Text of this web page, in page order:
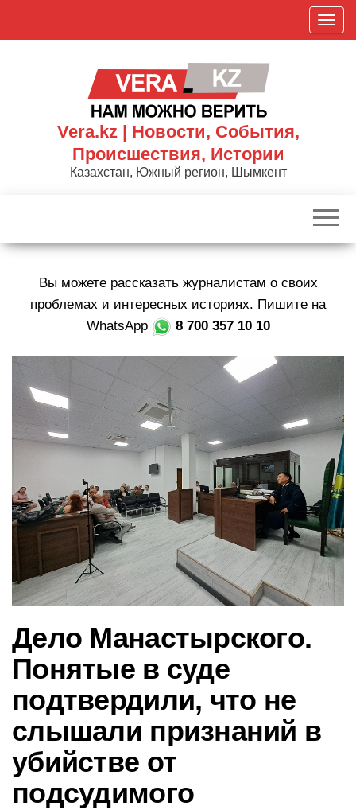
П
о
к
р
в
а
ц
и
ю
Vera.kz | Новости, События,
Происшествия, Истории
Казахстан, Южный регион, Шымкент
Вы можете рассказать журналистам о своих
проблемах и интересных историях. Пишите на
WhatsApp
8 700 357 10 10
Дело Манастырского.
Понятые в суде
подтвердили, что не
слышали признаний в
убийстве от
подсудимого